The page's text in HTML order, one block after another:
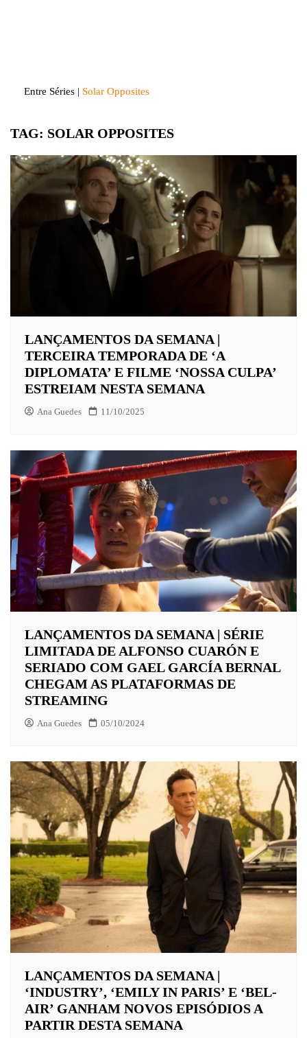
Entre Séries | Solar Opposites
TAG: SOLAR OPPOSITES
LANÇAMENTOS DA SEMANA |
TERCEIRA TEMPORADA DE ‘A
DIPLOMATA’ E FILME ‘NOSSA CULPA’
ESTREIAM NESTA SEMANA
Ana Guedes 11/10/2025
LANÇAMENTOS DA SEMANA | SÉRIE
LIMITADA DE ALFONSO CUARÓN E
SERIADO COM GAEL GARCÍA BERNAL
CHEGAM AS PLATAFORMAS DE
STREAMING
Ana Guedes 05/10/2024
LANÇAMENTOS DA SEMANA |
‘INDUSTRY’, ‘EMILY IN PARIS’ E ‘BEL-
AIR’ GANHAM NOVOS EPISÓDIOS A
PARTIR DESTA SEMANA